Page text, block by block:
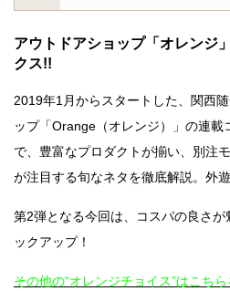
アウトドアショップ「オレンジ
クス!!
2019年1月からスタートした、関西
ップ「Orange（オレンジ）」の連載
で、豊富なプロダクトが揃い、別注
が注目する旬なネタを徹底解説。外
第2弾となる今回は、コスパの良さ
ックアップ！
その他の“オレンジチョイス”はこちら